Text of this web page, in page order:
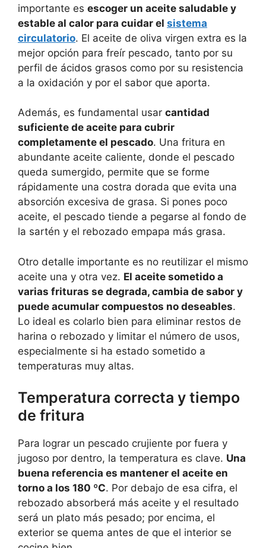
importante es escoger un aceite saludable y
estable al calor para cuidar el sistema
circulatorio. El aceite de oliva virgen extra es la
mejor opción para freír pescado, tanto por su
perfil de ácidos grasos como por su resistencia
a la oxidación y por el sabor que aporta.
Además, es fundamental usar cantidad
suficiente de aceite para cubrir
completamente el pescado. Una fritura en
abundante aceite caliente, donde el pescado
queda sumergido, permite que se forme
rápidamente una costra dorada que evita una
absorción excesiva de grasa. Si pones poco
aceite, el pescado tiende a pegarse al fondo de
la sartén y el rebozado empapa más grasa.
Otro detalle importante es no reutilizar el mismo
aceite una y otra vez. El aceite sometido a
varias frituras se degrada, cambia de sabor y
puede acumular compuestos no deseables.
Lo ideal es colarlo bien para eliminar restos de
harina o rebozado y limitar el número de usos,
especialmente si ha estado sometido a
temperaturas muy altas.
Temperatura correcta y tiempo
de fritura
Para lograr un pescado crujiente por fuera y
jugoso por dentro, la temperatura es clave. Una
buena referencia es mantener el aceite en
torno a los 180 ºC. Por debajo de esa cifra, el
rebozado absorberá más aceite y el resultado
será un plato más pesado; por encima, el
exterior se quema antes de que el interior se